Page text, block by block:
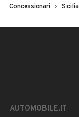
Concessionari Sicilia
AUTOMOBILE.IT